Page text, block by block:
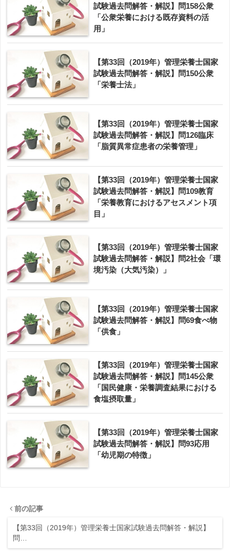
試験過去問解答・解説】問158公衆
「公衆栄養における既存資料の活
用」
【第33回（2019年）管理栄養士国家
試験過去問解答・解説】問150公衆
「栄養士法」
【第33回（2019年）管理栄養士国家
試験過去問解答・解説】問126臨床
「脂質異常症患者の栄養管理」
【第33回（2019年）管理栄養士国家
試験過去問解答・解説】問109教育
「栄養教育におけるアセスメント項
目」
【第33回（2019年）管理栄養士国家
試験過去問解答・解説】問2社会「環
境汚染（大気汚染）」
【第33回（2019年）管理栄養士国家
試験過去問解答・解説】問69食べ物
「供食」
【第33回（2019年）管理栄養士国家
試験過去問解答・解説】問145公衆
「国民健康・栄養調査結果における
食塩摂取量」
【第33回（2019年）管理栄養士国家
試験過去問解答・解説】問93応用
「幼児期の特徴」
前の記事
【第33回（2019年）管理栄養士国家試験過去問解答・解説】
問…